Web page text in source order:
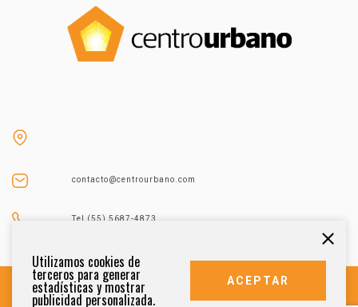
contacto@centrourbano.com
Tel (55) 5687-4873
Utilizamos cookies de
terceros para generar
estadísticas y mostrar
publicidad personalizada.
ACEPTAR